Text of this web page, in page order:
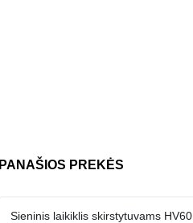
PANAŠIOS PREKĖS
Sieninis laikiklis skirstytuvams HV60